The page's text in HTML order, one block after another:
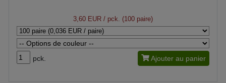
3,60 EUR / pck. (100 paire)
pck. Ajouter au panier